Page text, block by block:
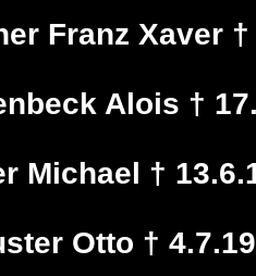
Franz Xaver
Alois †
Michael †
Otto †